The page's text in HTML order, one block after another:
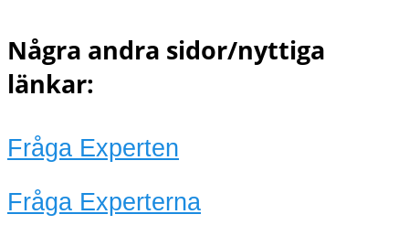
Några andra sidor/nyttiga
länkar:
Fråga Experten
Fråga Experterna